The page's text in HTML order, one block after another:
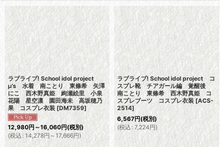
ラブライブ! School idol project
μ's 水着 南ことり 東條希 矢澤
にこ 西木野真姫 絢瀬絵里 小泉
花陽 星空凛 園田海未 高坂穂乃
果 コスプレ衣装 [DM7359]
12,980円～16,060円(税別)
(税込: 14,278円～17,666円)
ラブライブ! School idol project コ
スプレ靴 チアガール編 覚醒後
南ことり 東條希 西木野真姫 コ
スプレブーツ コスプレ衣装 [ACS-
2514]
6,567円(税別)
(税込: 7,224円)